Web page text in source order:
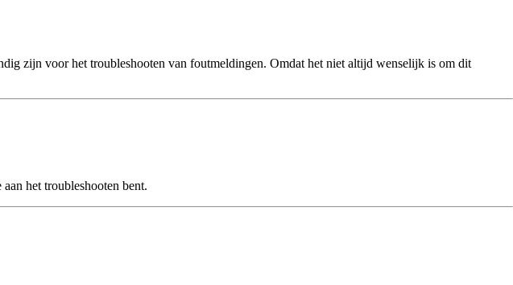
zijn voor het troubleshooten van foutmeldingen. Omdat het niet altijd wenselijk is om dit
het troubleshooten bent.